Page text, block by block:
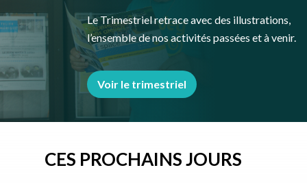
Le Trimestriel retrace avec des illustrations,
l’ensemble de nos activités passées et à venir.
Voir le trimestriel
CES PROCHAINS JOURS